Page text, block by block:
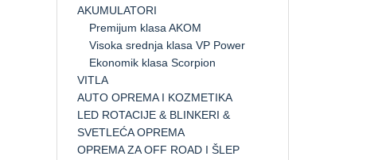
AKUMULATORI
Premijum klasa AKOM
Visoka srednja klasa VP Power
Ekonomik klasa Scorpion
VITLA
AUTO OPREMA I KOZMETIKA
LED ROTACIJE & BLINKERI &
SVETLEĆA OPREMA
OPREMA ZA OFF ROAD I ŠLEP